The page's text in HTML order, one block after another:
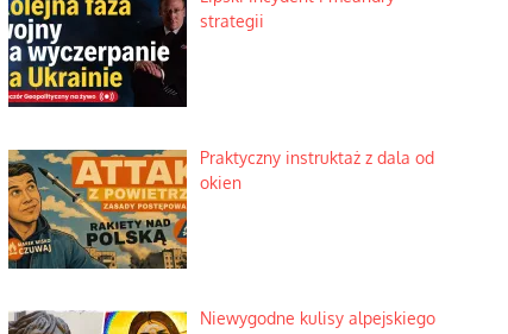
strategii
Praktyczny instruktaż z dala od
okien
Niewygodne kulisy alpejskiego